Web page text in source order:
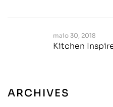
maio 30, 2018
Kitchen
ARCHIVES